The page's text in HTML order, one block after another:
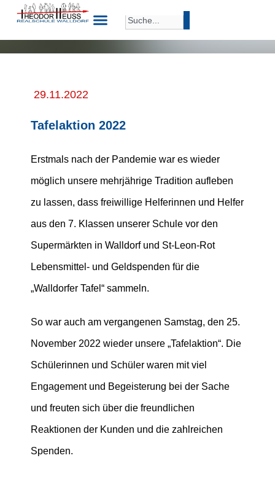
29.11.2022
Tafelaktion 2022
Erstmals nach der Pandemie war es wieder
möglich unsere mehrjährige Tradition aufleben
zu lassen, dass freiwillige Helferinnen und Helfer
aus den 7. Klassen unserer Schule vor den
Supermärkten in Walldorf und St-Leon-Rot
Lebensmittel- und Geldspenden für die
„Walldorfer Tafel“ sammeln.
So war auch am vergangenen Samstag, den 25.
November 2022 wieder unsere „Tafelaktion“. Die
Schülerinnen und Schüler waren mit viel
Engagement und Begeisterung bei der Sache
und freuten sich über die freundlichen
Reaktionen der Kunden und die zahlreichen
Spenden.